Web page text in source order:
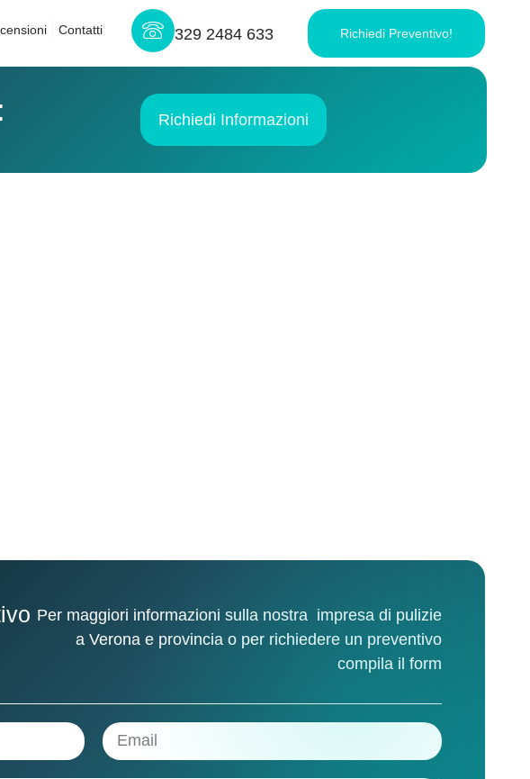
Contatti 329 2484 633 Richiedi Preventivo!
Richiedi Informazioni
Per maggiori informazioni sulla nostra impresa di pulizie
a Verona e provincia o per richiedere un preventivo
compila il form